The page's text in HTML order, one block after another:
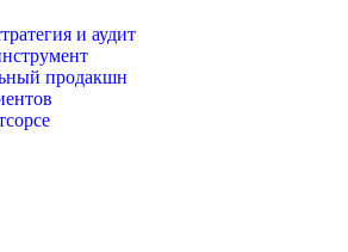
и аудит
продакшн